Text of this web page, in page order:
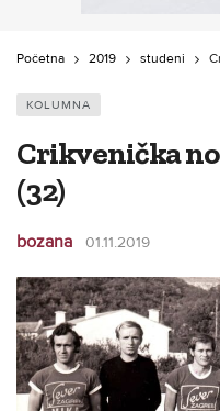
Početna 2019 studeni
KOLUMNA
Crikvenička
(32)
bozana 01.11.2019